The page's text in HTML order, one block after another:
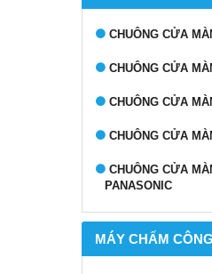
CHUÔNG CỬA
CHUÔNG CỬA
CHUÔNG CỬA
CHUÔNG CỬA
CHUÔNG CỬA
PANASONIC
MÁY CHẤM CÔNG